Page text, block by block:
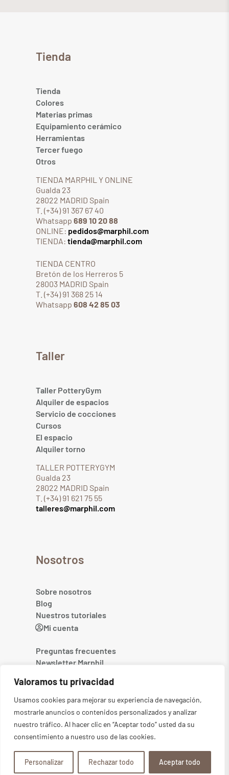
Valoramos tu privacidad
Usamos cookies para mejorar su experiencia de navegación,
mostrarle anuncios o contenidos personalizados y analizar
nuestro tráfico. Al hacer clic en “Aceptar todo” usted da su
consentimiento a nuestro uso de las cookies.
Personalizar Rechazar todo Aceptar todo
Tienda
Tienda
Colores
Materias primas
Equipamiento cerámico
Herramientas
Tercer fuego
Otros
TIENDA MARPHIL Y ONLINE
Gualda 23
28022 MADRID Spain
T. (+34) 91 367 67 40
Whatsapp 689 10 20 88
ONLINE: pedidos@marphil.com
TIENDA: tienda@marphil.com
TIENDA CENTRO
Bretón de los Herreros 5
28003 MADRID Spain
T. (+34) 91 368 25 14
Whatsapp 608 42 85 03
Taller
Taller PotteryGym
Alquiler de espacios
Servicio de cocciones
Cursos
El espacio
Alquiler torno
TALLER POTTERYGYM
Gualda 23
28022 MADRID Spain
T. (+34) 91 621 75 55
talleres@marphil.com
Nosotros
Sobre nosotros
Blog
Nuestros tutoriales
Mi cuenta
Preguntas frecuentes
Newsletter Marphil
©2026MARPHIL. Todos los derechos reservados
Política de cookies